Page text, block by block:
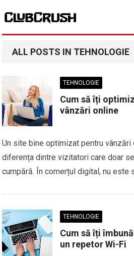
ALL POSTS IN TEHNOLOGIE
TEHNOLOGIE
Cum să îți
vânzări online
Un site bine optimizat pentru vânzări
diferența dintre vizitatori care doar
cumpără. În comerțul digital, nu este
TEHNOLOGIE
Cum să îți
un repetor Wi-Fi